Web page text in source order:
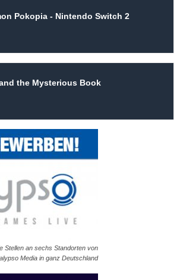
Pokopia - Nintendo Switch 2
the Mysterious Book
Stellen an sechs Standorten von
Media in ganz Deutschland